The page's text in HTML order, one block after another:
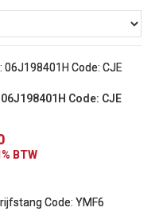
Code: CJE
BTW